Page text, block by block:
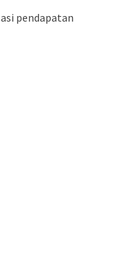
pendapatan